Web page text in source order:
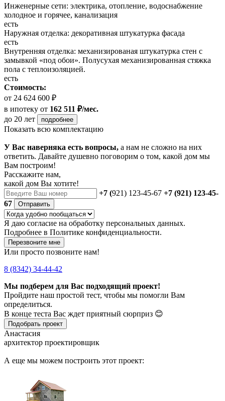
Инженерные сети: электрика, отопление, водоснабжение
холодное и горячее, канализация
есть
Наружная отделка: декоративная штукатурка фасада
есть
Внутренняя отделка: механизированая штукатурка стен с
замывкой «под обои». Полусухая механизированная стяжка
пола с теплоизоляцией.
есть
Стоимость:
от 24 624 600 ₽
в ипотеку от 162 511 ₽/мес.
до 20 лет
подробнее
Показать всю комплектацию
У Вас наверняка есть вопросы, а нам не сложно на них
ответить. Давайте душевно поговорим о том, какой дом мы
Вам построим!
Расскажите нам,
какой дом Вы хотите!
+7 (921) 123-45-67 +7 (921) 123-45-
67
Отправить
Я даю согласие на обработку персональных данных.
Подробнее в Политике конфиденциальности.
Перезвоните мне
Или просто позвоните нам!
8 (8342) 34-44-42
Мы подберем для Вас подходящий проект!
Пройдите наш простой тест, чтобы мы помогли Вам
определиться.
В конце теста Вас ждет приятный сюрприз 😊
Подобрать проект
Анастасия
архитектор проектировщик
А еще мы можем построить этот проект: